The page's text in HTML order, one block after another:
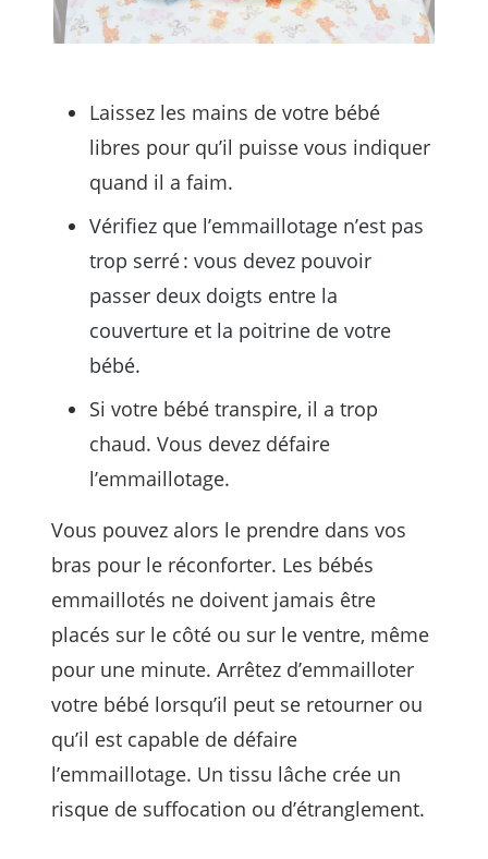
Laissez les mains de votre bébé
libres pour qu’il puisse vous indiquer
quand il a faim.
Vérifiez que l’emmaillotage n’est pas
trop serré : vous devez pouvoir
passer deux doigts entre la
couverture et la poitrine de votre
bébé.
Si votre bébé transpire, il a trop
chaud. Vous devez défaire
l’emmaillotage.
Vous pouvez alors le prendre dans vos
bras pour le réconforter. Les bébés
emmaillotés ne doivent jamais être
placés sur le côté ou sur le ventre, même
pour une minute. Arrêtez d’emmailloter
votre bébé lorsqu’il peut se retourner ou
qu’il est capable de défaire
l’emmaillotage. Un tissu lâche crée un
risque de suffocation ou d’étranglement.